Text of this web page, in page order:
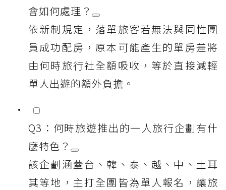
會如何處理？
依新制規定，落單旅客若無法與同性團
員成功配房，原本可能產生的單房差將
由何時旅行社全額吸收，等於直接減輕
單人出遊的額外負擔。
Q3：何時旅遊推出的一人旅行企劃有什
麼特色？
該企劃涵蓋台、韓、泰、越、中、土耳
其等地，主打全團皆為單人報名，讓旅